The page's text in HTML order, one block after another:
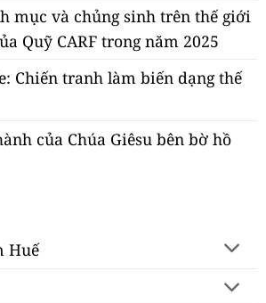
mục và chủng sinh trên thế giới
Quỹ CARF trong năm 2025
Chiến tranh làm biến dạng thế
của Chúa Giêsu bên bờ hồ
Huế